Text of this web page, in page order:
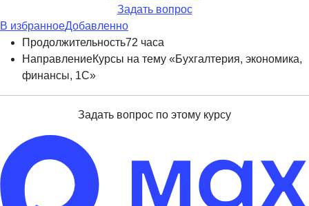
Задать вопрос
В избранноеДобавленно
Продолжительность72 часа
НаправлениеКурсы на тему «Бухгалтерия, экономика,
финансы, 1С»
Задать вопрос по этому курсу